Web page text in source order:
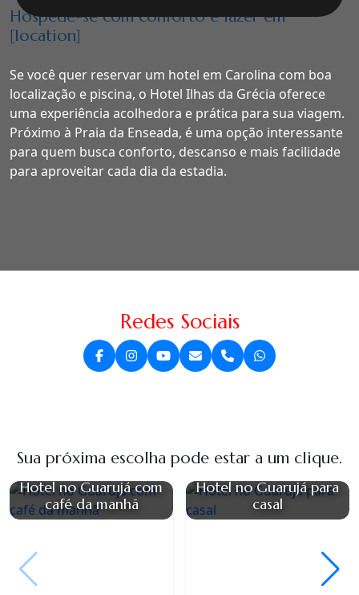
Hospede-se com conforto e lazer em
[location]
Se você quer reservar um hotel em Carolina com boa
localização e piscina, o Hotel Ilhas da Grécia oferece
uma experiência acolhedora e prática para sua viagem.
Próximo à Praia da Enseada, é uma opção interessante
para quem busca conforto, descanso e mais facilidade
para aproveitar cada dia da estadia.
Redes Sociais
Sua próxima escolha pode estar a um clique.
Hotel no Guarujá com
café da manhã
Hotel no Guarujá para
casal